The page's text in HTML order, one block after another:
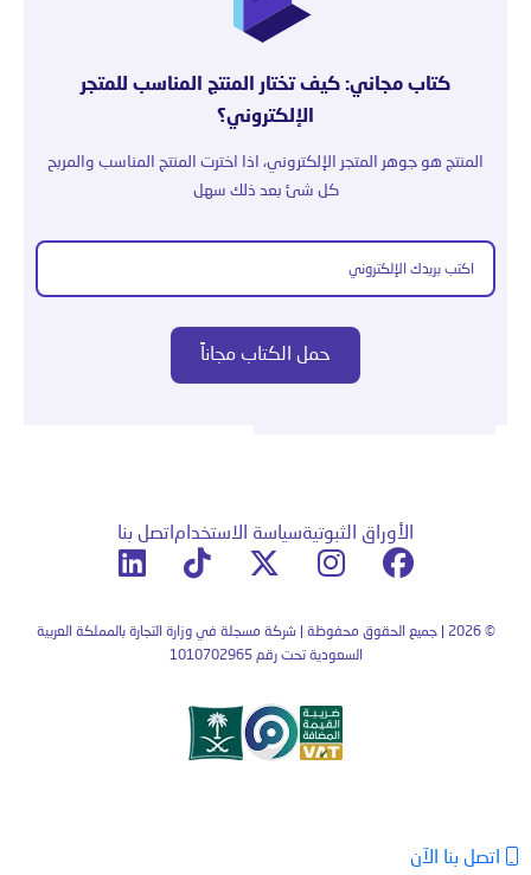
كتاب مجاني: كيف تختار المنتج المناسب للمتجر
الإلكتروني؟
المنتج هو جوهر المتجر الإلكتروني، اذا اخترت المنتج المناسب والمربح
كل شئ بعد ذلك سهل
الأوراق الثبوتيةسياسة الاستخداماتصل بنا
© 2026 | جميع الحقوق محفوظة | شركة مسجلة في وزارة التجارة بالمملكة العربية
السعودية تحت رقم 1010702965
اتصل بنا الآن